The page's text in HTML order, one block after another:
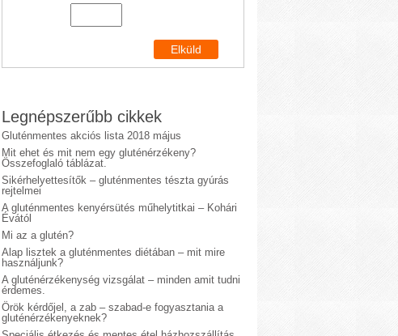
Legnépszerűbb cikkek
Gluténmentes akciós lista 2018 május
Mit ehet és mit nem egy gluténérzékeny?
Összefoglaló táblázat.
Sikérhelyettesítők – gluténmentes tészta gyúrás
rejtelmei
A gluténmentes kenyérsütés műhelytitkai – Kohári
Évától
Mi az a glutén?
Alap lisztek a gluténmentes diétában – mit mire
használjunk?
A gluténérzékenység vizsgálat – minden amit tudni
érdemes.
Örök kérdőjel, a zab – szabad-e fogyasztania a
gluténérzékenyeknek?